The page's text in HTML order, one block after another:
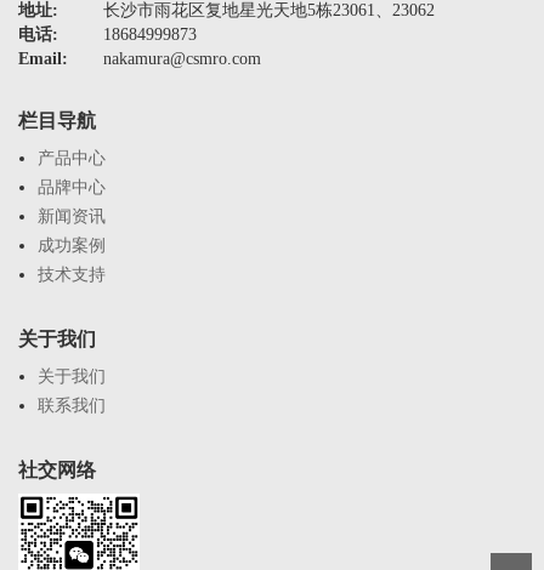
地址:
长沙市雨花区复地星光天地5栋23061、23062
电话:
18684999873
Email:
nakamura@csmro.com
栏目导航
产品中心
品牌中心
新闻资讯
成功案例
技术支持
关于我们
关于我们
联系我们
社交网络